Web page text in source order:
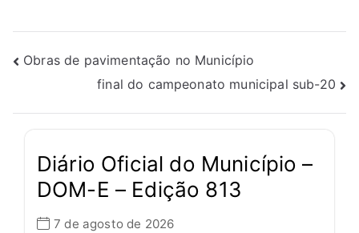
Obras de pavimentação no Município
final do campeonato municipal sub-20
Diário Oficial do Município –
DOM-E – Edição 813
7 de agosto de 2026